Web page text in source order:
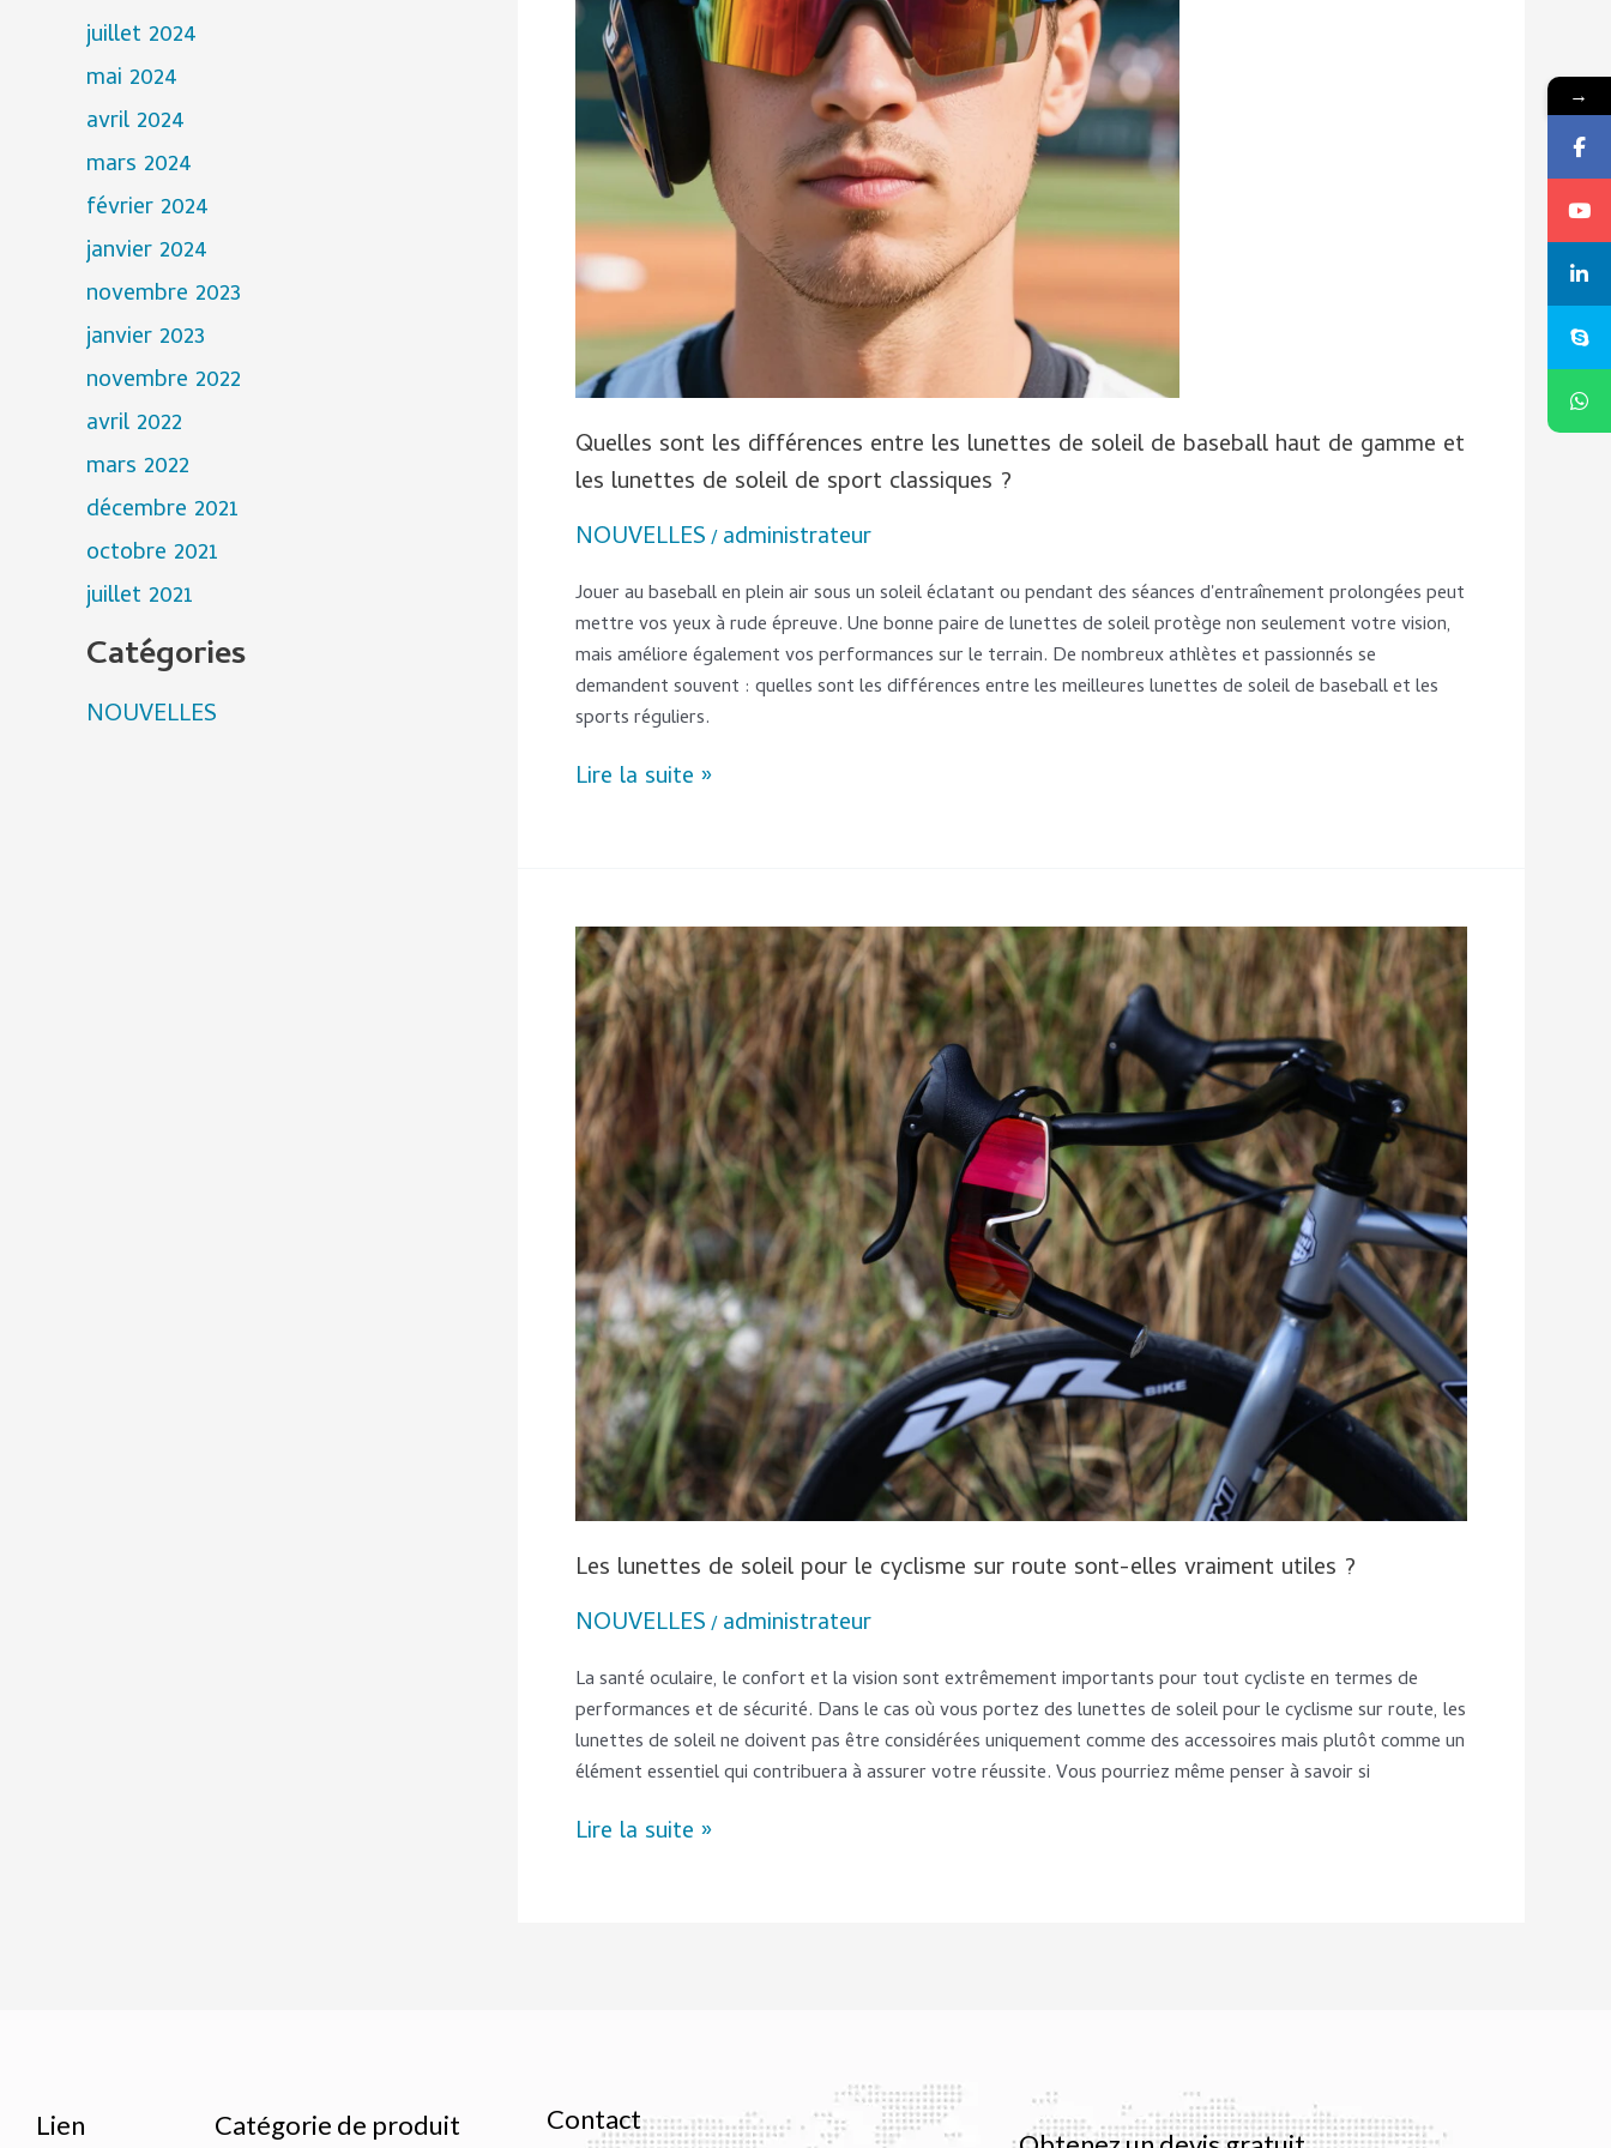
juillet 2024
mai 2024
avril 2024
mars 2024
février 2024
janvier 2024
novembre 2023
janvier 2023
novembre 2022
avril 2022
mars 2022
décembre 2021
octobre 2021
juillet 2021
Catégories
NOUVELLES
Quelles sont les différences entre les lunettes de soleil de baseball haut de gamme et
les lunettes de soleil de sport classiques ?
NOUVELLES/administrateur
Jouer au baseball en plein air sous un soleil éclatant ou pendant des séances d'entraînement prolongées peut
mettre vos yeux à rude épreuve. Une bonne paire de lunettes de soleil protège non seulement votre vision,
mais améliore également vos performances sur le terrain. De nombreux athlètes et passionnés se
demandent souvent : quelles sont les différences entre les meilleures lunettes de soleil de baseball et les
sports réguliers.
haut
gamme
les
lunettes
de
soleil
de
classiques ?
Lire la suite »
Les lunettes de soleil pour le cyclisme sur route sont-elles vraiment utiles ?
NOUVELLES/administrateur
La santé oculaire, le confort et la vision sont extrêmement importants pour tout cycliste en termes de
performances et de sécurité. Dans le cas où vous portez des lunettes de soleil pour le cyclisme sur route, les
lunettes de soleil ne doivent pas être considérées uniquement comme des accessoires mais plutôt comme un
élément essentiel qui contribuera à assurer votre réussite. Vous pourriez même penser à savoir si
Les
lunettes
de
soleil
pour
le
cyclisme
sur
route
sont-
elles
vraiment
utiles
?
Lire la suite »
Lien Catégorie de produit Contact
→